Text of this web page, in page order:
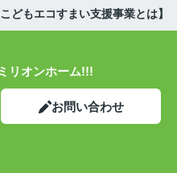
どもエコすまい支援事業とは】
リオンホーム!!!
お問い合わせ